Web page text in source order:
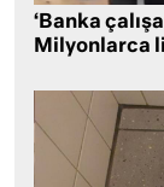
‘Banka
Milyonlarca